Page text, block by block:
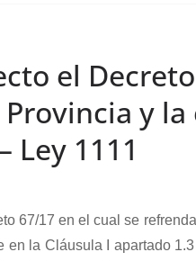
el
y la
Ley 1111
67/17 en el cual se
la Cláusula I apartado